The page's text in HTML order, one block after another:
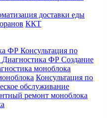
доставки еды
ККТ
ФР Консультация по
Диагностика ФР Создание
моноблока
Консультация по
обслуживание
ремонт моноблока